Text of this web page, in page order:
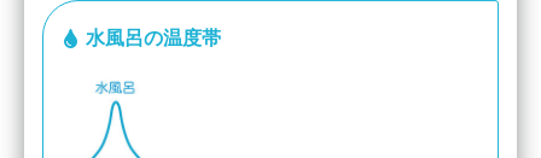
水風呂の温度帯